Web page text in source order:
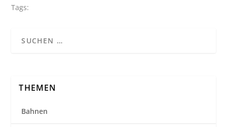
Tags:
THEMEN
Bahnen